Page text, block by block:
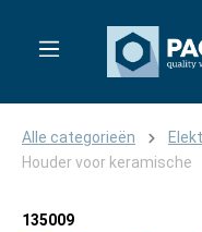
Alle categorieën
Houder voor keramische
135009